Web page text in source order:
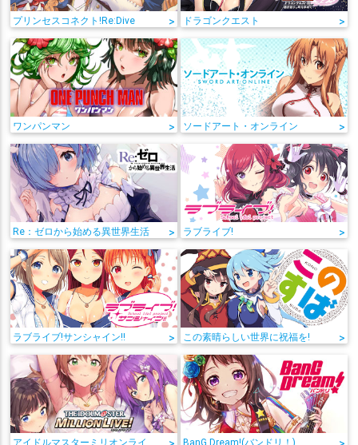
プリンセスコネクト!Re:Dive > ドラゴンクエスト >
ワンパンマン > ソードアート・オンライン >
Re：ゼロから始める異世界生活 > ラブライブ! >
ラブライブ!サンシャイン!! > この素晴らしい世界に祝福を! >
BanG Dream!(バンドリ！)